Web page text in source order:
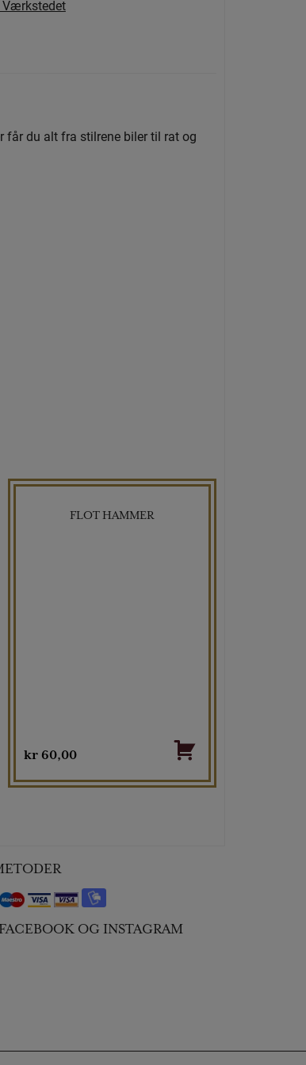
får du alt fra stilrene biler til rat og
FLOT HAMMER
kr 60,00
OG INSTAGRAM